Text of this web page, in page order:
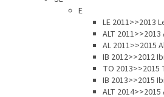
E
LE 2011>>2013
ALT
AL 2011>>2015
IB 2012>>2012
TO 2013>>2015
IB 2013>>2015
ALT